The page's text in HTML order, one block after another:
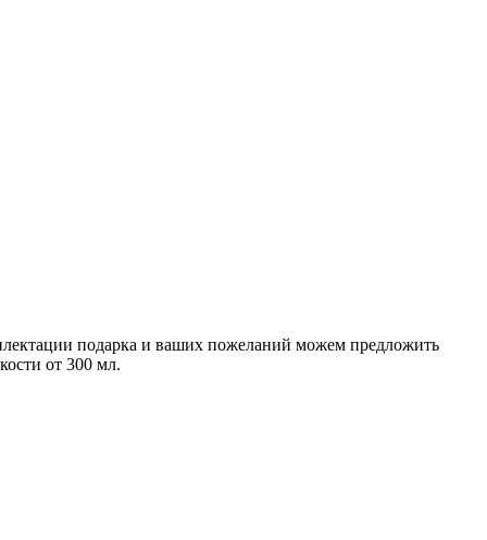
подарка и ваших пожеланий можем предложить
от 300 мл.